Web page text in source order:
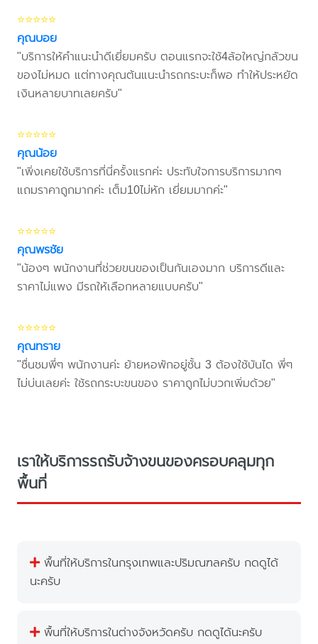
⭐⭐⭐⭐⭐
คุณบอย
"บริการให้คำแนะนำดีเยี่ยมครับ ตอนแรกจะใช้4ล้อใหญ่กลัวขน
ของไม่หมด แต่ทางคุณต้นแนะนำรถกระบะก็พอ ทำให้ประหยัด
เงินหลายบาทเลยครับ"
⭐⭐⭐⭐⭐
คุณน้อย
"เพิ่งเคยใช้บริการที่นี่ครั้งแรกค่ะ ประทับใจการบริการมากๆ
แถมราคาถูกมากค่ะ เต็ม10ไม่หัก เยี่ยมมากค่ะ"
⭐⭐⭐⭐⭐
คุณพรชัย
"น้องๆ พนักงานที่ช่วยขนของเป็นกันเองมาก บริการดีและ
ราคาไม่แพง มีรถให้เลือกหลายแบบครับ"
⭐⭐⭐⭐⭐
คุณทราย
"ชื่นชมพี่ๆ พนักงานค่ะ ย้ายหอพักอยู่ชั้น 3 ต้องใช้บันได พี่ๆ
ไม่บ่นเลยค่ะ ใช้รถกระบะขนของ ราคาถูกไม่บวกเพิ่มด้วย"
เราให้บริการรถรับจ้างขนของครอบคลุมทุก
พื้นที่
พื้นที่ให้บริการในกรุงเทพและปริมณฑลครับ กดดูได้
นะครับ
พื้นที่ให้บริการในต่างจังหวัดครับ กดดูได้นะครับ